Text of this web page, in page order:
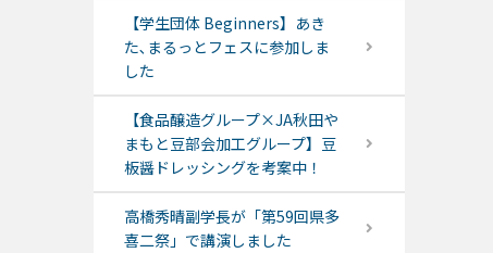
【学生団体 Beginners】あき
た､まるっとフェスに参加しま
した
【食品醸造グループ×JA秋田や
まもと豆部会加工グループ】豆
板醤ドレッシングを考案中！
高橋秀晴副学長が「第59回県多
喜二祭」で講演しました